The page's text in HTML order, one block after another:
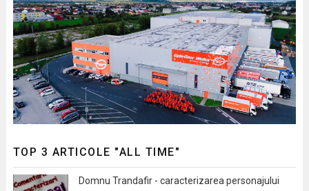
TOP 3 ARTICOLE "ALL TIME"
Domnu Trandafir - caracterizarea personajului